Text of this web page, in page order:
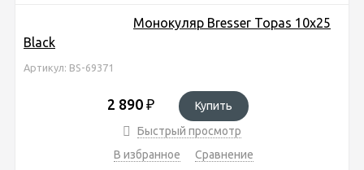
Монокуляр Bresser Topas 10x25
Black
Артикул: BS-69371
2 890 ₽
Купить
Быстрый просмотр
В избранное
Сравнение